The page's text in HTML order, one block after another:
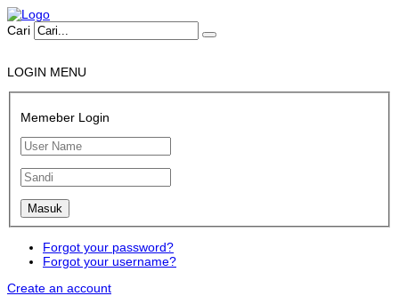
Cari
LOGIN MENU
Memeber Login
Forgot your password?
Forgot your username?
Create an account